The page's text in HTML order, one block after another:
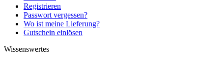
Registrieren
Passwort vergessen?
Wo ist meine Lieferung?
Gutschein einlösen
Wissenswertes